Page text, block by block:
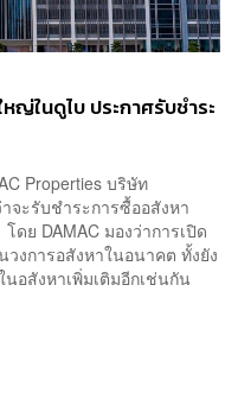
ญ่ในดูไบ ประกาศรับชำระ
Properties บริษัท
จะรับชำระการซื้ออสังหา
ย DAMAC มองว่าการเปิด
งการอสังหาในอนาคต ทั้งยัง
อสังหาเพิ่มเติมอีกเช่นกัน